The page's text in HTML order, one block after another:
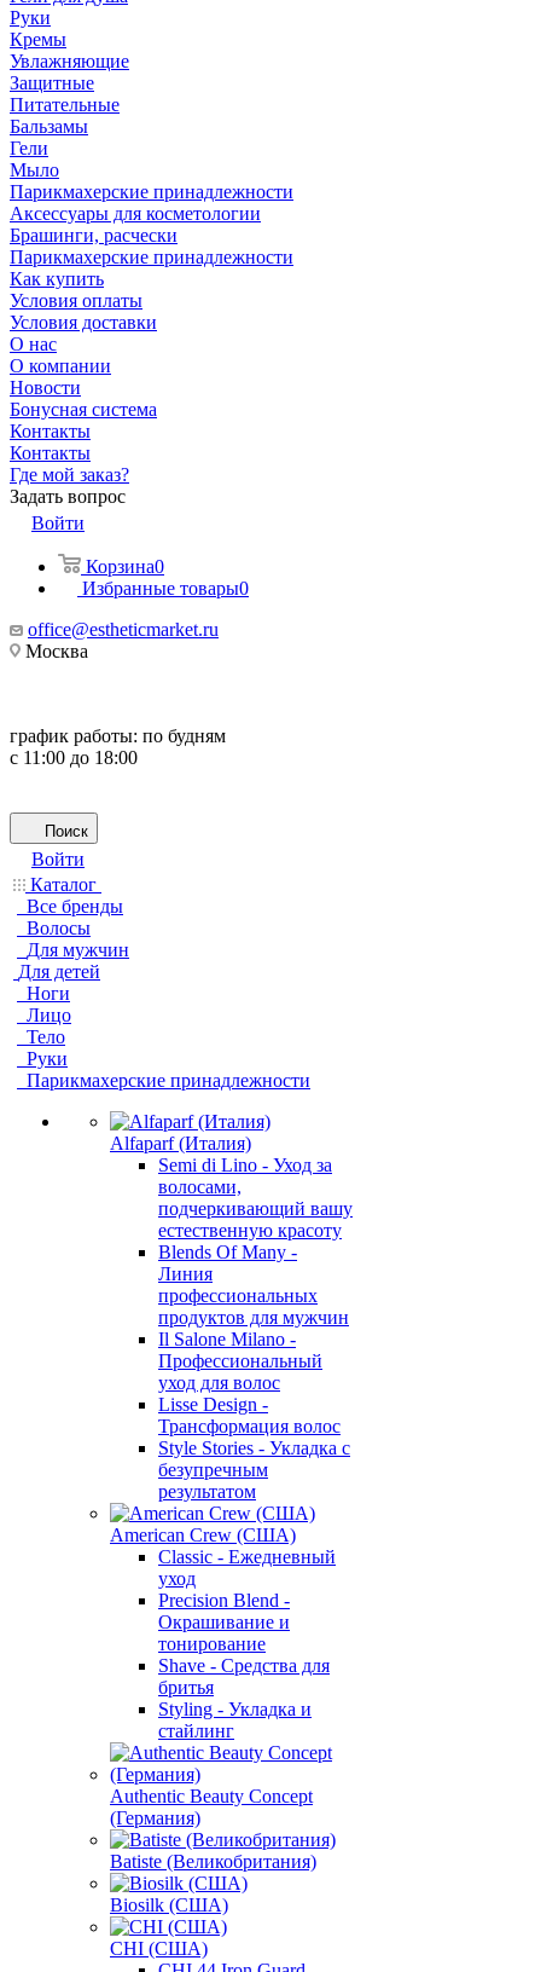
Руки
Кремы
Увлажняющие
Защитные
Питательные
Бальзамы
Гели
Мыло
Парикмахерские принадлежности
Аксессуары для косметологии
Брашинги, расчески
Парикмахерские принадлежности
Как купить
Условия оплаты
Условия доставки
О нас
О компании
Новости
Бонусная система
Контакты
Контакты
Где мой заказ?
Задать вопрос
Войти
Корзина0
Избранные товары0
office@estheticmarket.ru
Москва
график работы: по будням
с 11:00 до 18:00
Поиск
Войти
Каталог
Все бренды
Волосы
Для мужчин
Для детей
Ноги
Лицо
Тело
Руки
Парикмахерские принадлежности
Alfaparf (Италия)
Semi di Lino - Уход за
волосами,
подчеркивающий вашу
естественную красоту
Blends Of Many -
Линия
профессиональных
продуктов для мужчин
Il Salone Milano -
Профессиональный
уход для волос
Lisse Design -
Трансформация волос
Style Stories - Укладка с
безупречным
результатом
American Crew (США)
Classic - Ежедневный
уход
Precision Blend -
Окрашивание и
тонирование
Shave - Средства для
бритья
Styling - Укладка и
стайлинг
Authentic Beauty Concept
(Германия)
Batiste (Великобритания)
Biosilk (США)
CHI (США)